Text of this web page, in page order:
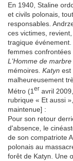
En 1940, Staline
et civils polonais,
responsables.
ces victimes,
tragique
femmes
L'Homme de marbre
mémoires. Katyn est
malheureusement
Métro (1 er avril
rubrique « Et aussi
maintenue] :
Pour son retour
d'absence, le
de son compatriote
polonais au
forêt de Katyn. Une